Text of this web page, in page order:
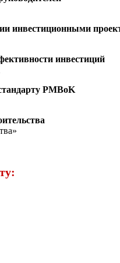
инвестиционными
инвестиций
PMBoK